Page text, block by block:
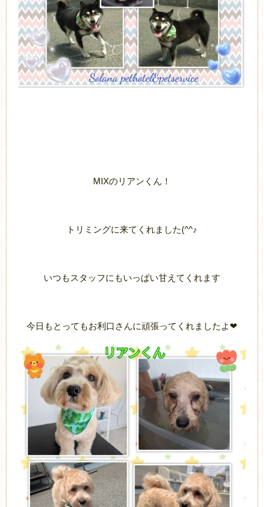
MIXのリアンくん！
トリミングに来てくれました(^^♪
いつもスタッフにもいっぱい甘えてくれます
今日もとってもお利口さんに頑張ってくれましたよ❤